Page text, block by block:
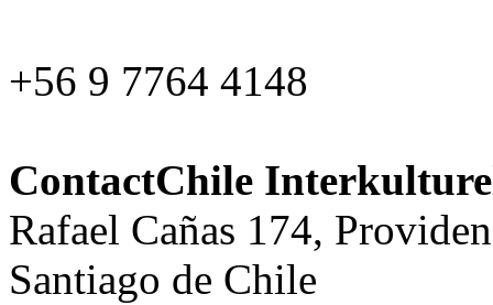
+56 9 7764 4148
ContactChile
Rafael Cañas 174,
Santiago de Chile